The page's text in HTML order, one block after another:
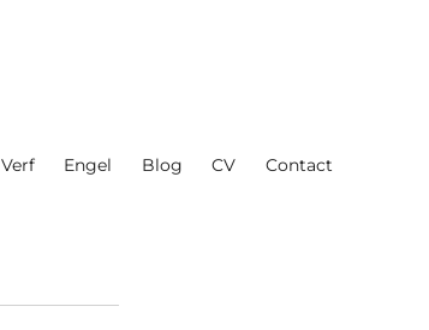
Verf Engel Blog CV Contact